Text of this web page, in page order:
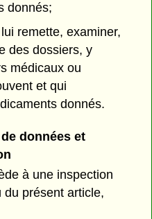
donnés;
remette, examiner,
des dossiers, y
médicaux ou
et qui
donnés.
données et
à une inspection
du présent article,